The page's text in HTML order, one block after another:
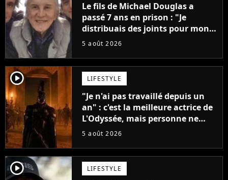
Le fils de Michael Douglas a
passé 7 ans en prison : "Je
distribuais des joints pour mon
père"
5 août 2026
player2 LIFESTYLE
"Je n'ai pas travaillé depuis un
an" : c'est la meilleure actrice de
L'Odyssée, mais personne ne
veut lui donner de rôle au
5 août 2026
player2 LIFESTYLE